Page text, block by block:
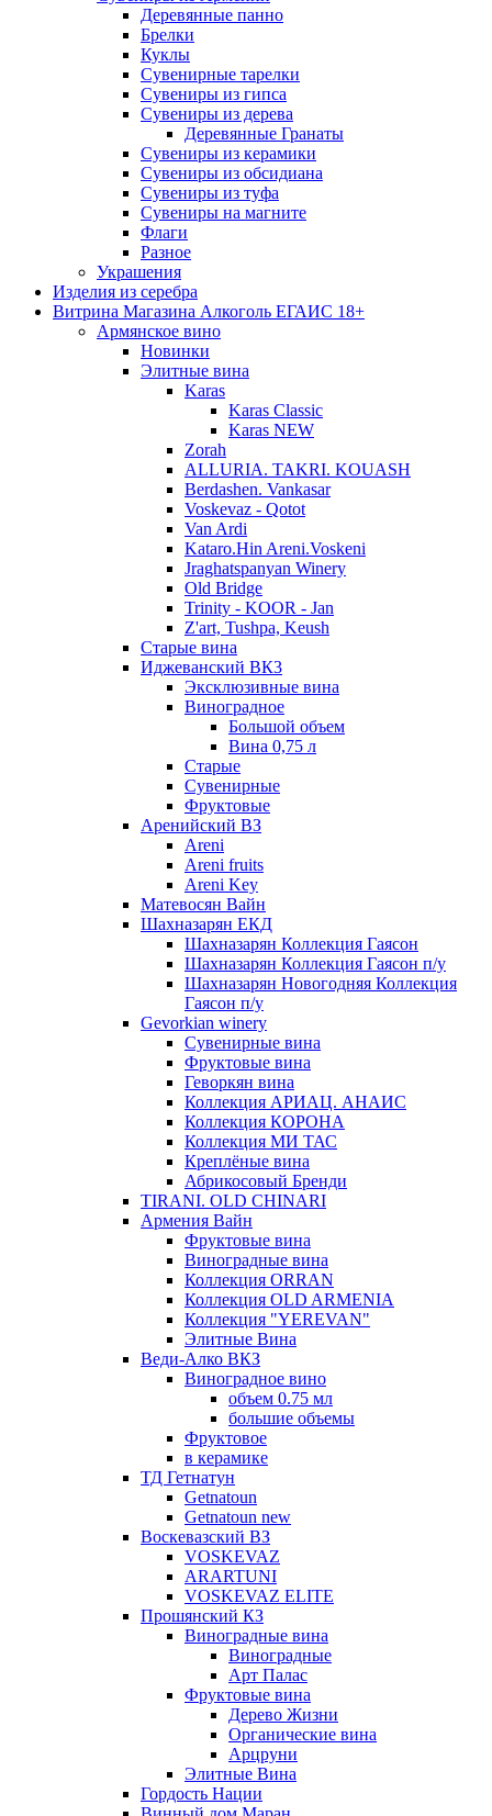
Деревянные панно
Брелки
Куклы
Сувенирные тарелки
Сувениры из гипса
Сувениры из дерева
Деревянные Гранаты
Сувениры из керамики
Сувениры из обсидиана
Сувениры из туфа
Сувениры на магните
Флаги
Разное
Украшения
Изделия из серебра
Витрина Магазина Алкоголь ЕГАИС 18+
Армянское вино
Новинки
Элитные вина
Karas
Karas Classic
Karas NEW
Zorah
ALLURIA. TAKRI. KOUASH
Berdashen. Vankasar
Voskevaz - Qotot
Van Ardi
Kataro.Hin Areni.Voskeni
Jraghatspanyan Winery
Old Bridge
Trinity - KOOR - Jan
Z'art, Tushpa, Keush
Старые вина
Иджеванский ВК3
Эксклюзивные вина
Виноградное
Большой объем
Вина 0,75 л
Старые
Сувенирные
Фруктовые
Аренийский ВЗ
Areni
Areni fruits
Areni Key
Матевосян Вайн
Шахназарян ЕКД
Шахназарян Коллекция Гаясон
Шахназарян Коллекция Гаясон п/у
Шахназарян Новогодняя Коллекция
Гаясон п/у
Gevorkian winery
Сувенирные вина
Фруктовые вина
Геворкян вина
Коллекция АРИАЦ. АНАИС
Коллекция КОРОНА
Коллекция МИ ТАС
Креплёные вина
Абрикосовый Бренди
TIRANI. OLD CHINARI
Армения Вайн
Фруктовые вина
Виноградные вина
Коллекция ORRAN
Коллекция OLD ARMENIA
Коллекция "YEREVAN"
Элитные Вина
Веди-Алко ВКЗ
Виноградное вино
объем 0.75 мл
большие объемы
Фруктовое
в керамике
ТД Гетнатун
Getnatoun
Getnatoun new
Воскевазский ВЗ
VOSKEVAZ
ARARTUNI
VOSKEVAZ ELITE
Прошянский КЗ
Виноградные вина
Виноградные
Арт Палас
Фруктовые вина
Дерево Жизни
Органические вина
Арцруни
Элитные Вина
Гордость Нации